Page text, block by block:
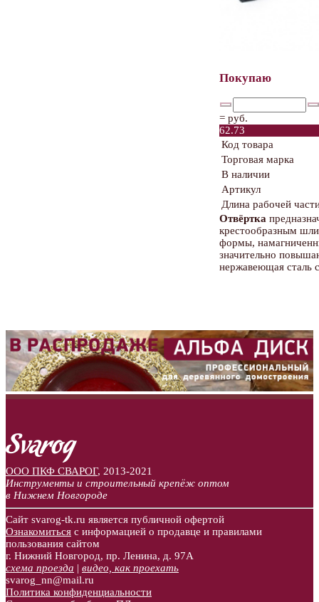
Покупаю
= руб.
62.73
Код товара
Торговая марка
В наличии
Артикул
Длина рабочей
Отвёртка
крестообразным
формы,
значительно
нержавеющая сталь
ООО ПКФ СВАРОГ, 2013-2021
Инструменты и строительный крепёж оптом
в Нижнем Новгороде
Сайт svarog-tk.ru является публичной офертой
Ознакомиться с информацией о продавце и правилами
пользования сайтом
г. Нижний Новгород, пр. Ленина, д. 97А
схема проезда | видео, как проехать
svarog_nn@mail.ru
Политика конфиденциальности